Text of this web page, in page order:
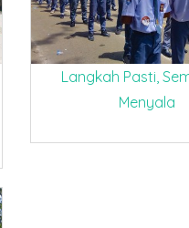
TAHUN 2025
14-08-2025 pukul
15:24
Langkah Pasti,
Menyala